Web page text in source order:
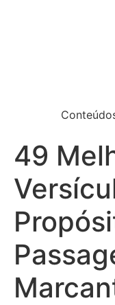
49